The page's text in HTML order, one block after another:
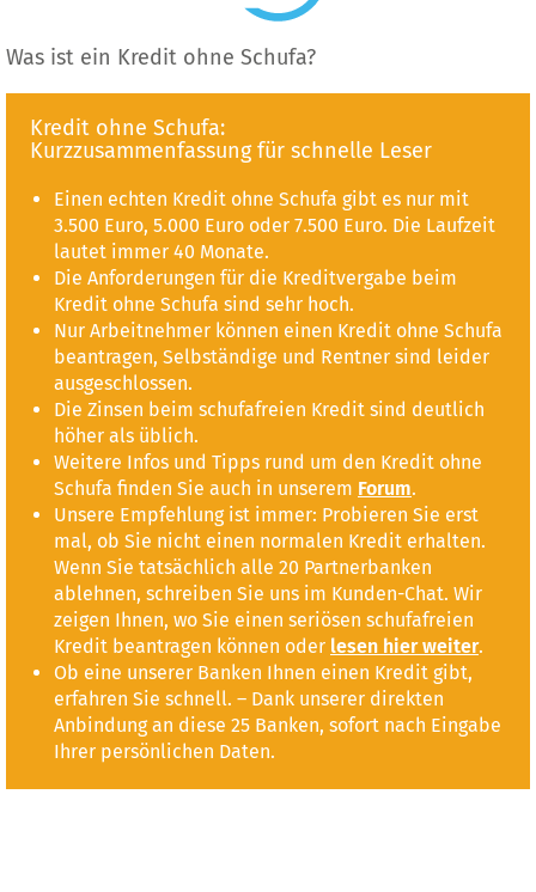
Was ist ein Kredit ohne Schufa?
Kredit ohne Schufa:
Kurzzusammenfassung für schnelle Leser
Einen echten Kredit ohne Schufa gibt es nur mit
3.500 Euro, 5.000 Euro oder 7.500 Euro. Die Laufzeit
lautet immer 40 Monate.
Die Anforderungen für die Kreditvergabe beim
Kredit ohne Schufa sind sehr hoch.
Nur Arbeitnehmer können einen Kredit ohne Schufa
beantragen, Selbständige und Rentner sind leider
ausgeschlossen.
Die Zinsen beim schufafreien Kredit sind deutlich
höher als üblich.
Weitere Infos und Tipps rund um den Kredit ohne
Schufa finden Sie auch in unserem Forum.
Unsere Empfehlung ist immer: Probieren Sie erst
mal, ob Sie nicht einen normalen Kredit erhalten.
Wenn Sie tatsächlich alle 20 Partnerbanken
ablehnen, schreiben Sie uns im Kunden-Chat. Wir
zeigen Ihnen, wo Sie einen seriösen schufafreien
Kredit beantragen können oder lesen hier weiter.
Ob eine unserer Banken Ihnen einen Kredit gibt,
erfahren Sie schnell. – Dank unserer direkten
Anbindung an diese 25 Banken, sofort nach Eingabe
Ihrer persönlichen Daten.